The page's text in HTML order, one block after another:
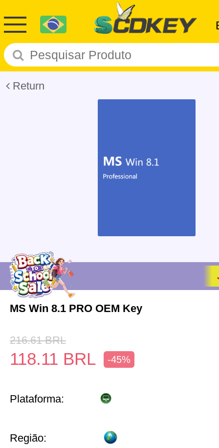
Return
MS Win 8.1 PRO OEM Key
216.61 BRL
118.11 BRL -45%
Plataforma:
Região: